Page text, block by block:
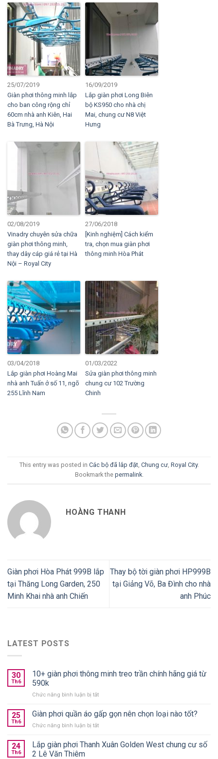
25/07/2019
Giàn phơi thông minh lắp
cho ban công rộng chỉ
60cm nhà anh Kiên, Hai
Bà Trưng, Hà Nội
16/09/2019
Lắp giàn phơi Long Biên
bộ KS950 cho nhà chị
Mai, chung cư N8 Việt
Hưng
02/08/2019
Vinadry chuyên sửa chữa
giàn phơi thông minh,
thay dây cáp giá rẻ tại Hà
Nội – Royal City
27/06/2018
[Kinh nghiệm] Cách kiểm
tra, chọn mua giàn phơi
thông minh Hòa Phát
03/04/2018
Lắp giàn phơi Hoàng Mai
nhà anh Tuấn ở số 11, ngõ
255 Lĩnh Nam
01/03/2022
Sửa giàn phơi thông minh
chung cư 102 Trường
Chinh
This entry was posted in Các bộ đã lắp đặt, Chung cư, Royal City.
Bookmark the permalink.
HOÀNG THANH
Giàn phơi Hòa Phát 999B lắp
tại Thăng Long Garden, 250
Minh Khai nhà anh Chiến
Thay bộ tời giàn phơi HP999B
tại Giảng Võ, Ba Đình cho nhà
anh Phúc
LATEST POSTS
30
Th6
10+ giàn phơi thông minh treo trần chính hãng giá từ
590k
Chức năng bình luận bị tắtở
giàn
phơi
thông
treo
25
Th6
Giàn phơi quần áo gấp gọn nên chọn loại nào tốt?
Chức năng bình luận bị tắtở
phơi
24
Th6
Lắp giàn phơi Thanh Xuân Golden West chung cư số
2 Lê Văn Thiêm